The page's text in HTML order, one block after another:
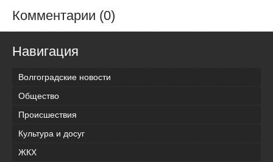
Комментарии (0)
Навигация
Волгоградские новости
Общество
Происшествия
Культура и досуг
ЖКХ